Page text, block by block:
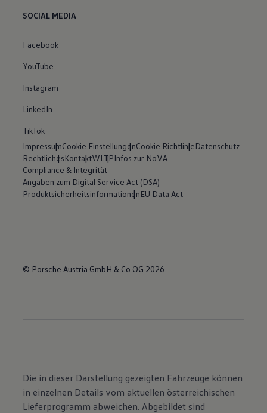
SOCIAL MEDIA
Facebook
YouTube
Instagram
LinkedIn
TikTok
ImpressumCookie EinstellungenCookie RichtlinieDatenschutz
RechtlichesKontaktWLTPInfos zur NoVA
Compliance & Integrität
Angaben zum Digital Service Act (DSA)
ProduktsicherheitsinformationenEU Data Act
© Porsche Austria GmbH & Co OG 2026
Die in dieser Darstellung gezeigten Fahrzeuge können
in einzelnen Details vom aktuellen österreichischen
Lieferprogramm abweichen. Abgebildet sind